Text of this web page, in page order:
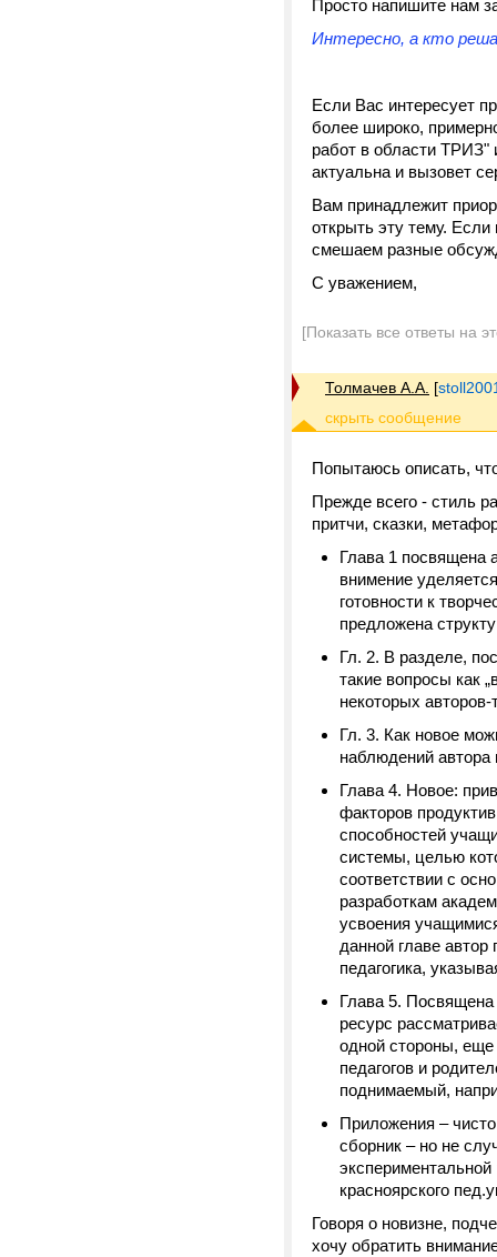
Просто напишите нам
Интересно, а кто
Если Вас интересует
более широко,
работ в области ТРИЗ"
актуальна и вызовет
Вам принадлежит
открыть эту тему.
смешаем разные
С уважением,
[Показать все ответы на
Толмачев А.А. [
Попытаюсь описать,
Прежде всего - стиль
притчи, сказки,
Глава 1 посвящена
внимение
готовности к
предложена
Гл. 2. В разделе,
такие вопросы как
некоторых
Гл. 3. Как новое
наблюдений автора
Глава 4. Новое:
факторов
способностей
системы, целью
соответствии с
разработкам
усвоения
данной главе
педагогика,
Глава 5. Посвящена
ресурс
одной стороны,
педагогов и
поднимаемый,
Приложения –
сборник – но не
красноярского
Говоря о новизне,
хочу обратить